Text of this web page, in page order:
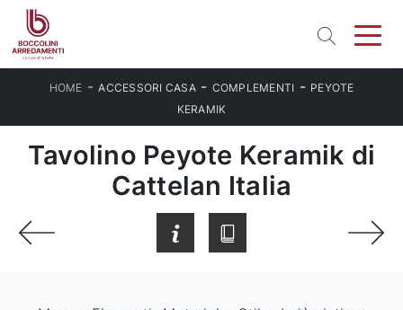
HOME -ACCESSORI CASA- COMPLEMENTI - PEYOTE
KERAMIK
Tavolino Peyote Keramik di
Cattelan Italia